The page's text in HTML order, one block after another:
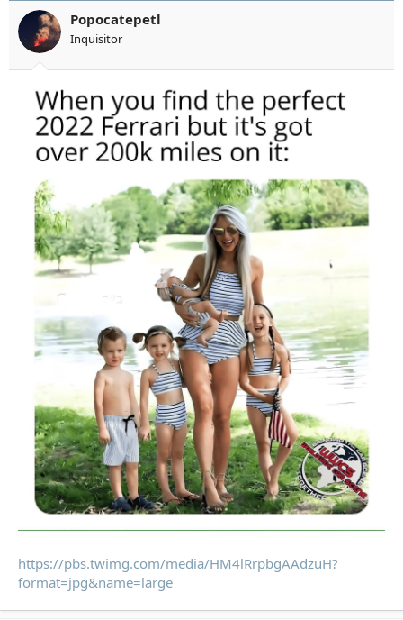
Popocatepetl
Inquisitor
https://pbs.twimg.com/media/HM4lRrpbgAAdzuH?
format=jpg&name=large